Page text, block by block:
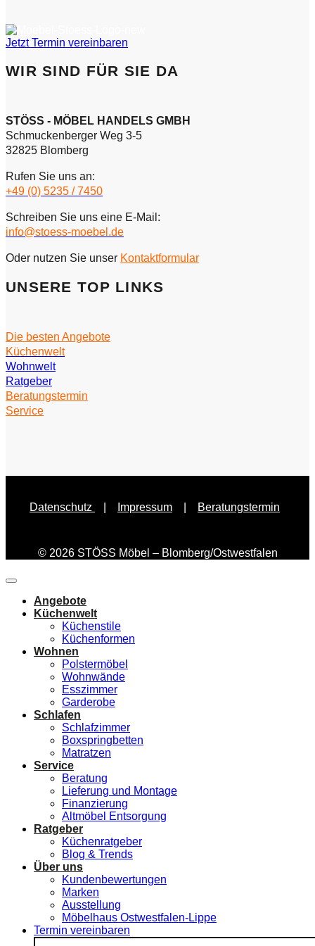
Jetzt Termin vereinbaren
WIR SIND FÜR SIE DA
STÖSS - MÖBEL HANDELS GMBH
Schmuckenberger Weg 3-5
32825 Blomberg
Rufen Sie uns an:
+49 (0) 5235 / 7450
Schreiben Sie uns eine E-Mail:
info@stoess-moebel.de
Oder nutzen Sie unser Kontaktformular
UNSERE TOP LINKS
Die besten Angebote
Küchenwelt
Wohnwelt
Ratgeber
Beratungstermin
Service
Datenschutz Impressum Beratungstermin
© 2026 STÖSS Möbel – Blomberg/Ostwestfalen
Angebote
Küchenwelt
Küchenstile
Küchenformen
Wohnen
Polstermöbel
Wohnwände
Esszimmer
Garderobe
Schlafen
Schlafzimmer
Boxspringbetten
Matratzen
Service
Beratung
Lieferung und Montage
Finanzierung
Altmöbel Entsorgung
Ratgeber
Küchenratgeber
Blog & Trends
Über uns
Kundenbewertungen
Marken
Ausstellung
Möbelhaus Ostwestfalen-Lippe
Termin vereinbaren
Suchen